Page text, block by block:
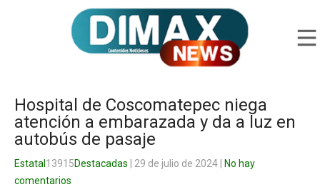
Hospital de Coscomatepec niega
atención a embarazada y da a luz en
autobús de pasaje
Estatal 13915Destacadas | 29 de julio de 2024
No hay
comentarios